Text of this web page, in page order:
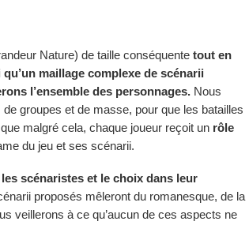
Nature) de taille conséquente tout en
maillage complexe de scénarii
l’ensemble des personnages. Nous
groupes et de masse, pour que les batailles
malgré cela, chaque joueur reçoit un rôle
du jeu et ses scénarii.
scénaristes et le choix dans leur
proposés mêleront du romanesque, de la
veillerons à ce qu’aucun de ces aspects ne